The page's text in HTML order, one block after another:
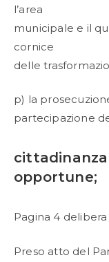
l’area
municipale e il
cornice
delle
p) la
partecipazione
opportune;
Pagina 4 delibera
Preso atto del